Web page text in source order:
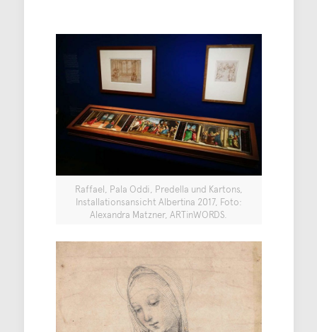
Raffael, Pala Oddi, Predella und Kartons,
Installationsansicht Albertina 2017, Foto:
Alexandra Matzner, ARTinWORDS.